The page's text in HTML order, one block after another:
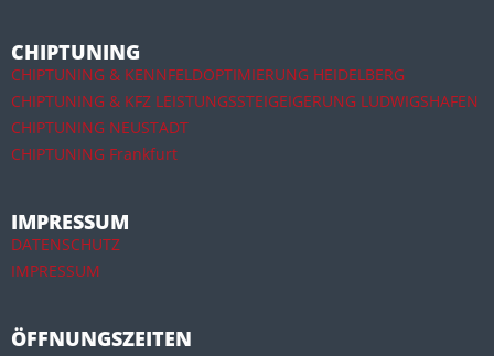
CHIPTUNING
CHIPTUNING & KENNFELDOPTIMIERUNG HEIDELBERG
CHIPTUNING & KFZ LEISTUNGSSTEIGEIGERUNG LUDWIGSHAFEN
CHIPTUNING NEUSTADT
CHIPTUNING Frankfurt
IMPRESSUM
DATENSCHUTZ
IMPRESSUM
ÖFFNUNGSZEITEN